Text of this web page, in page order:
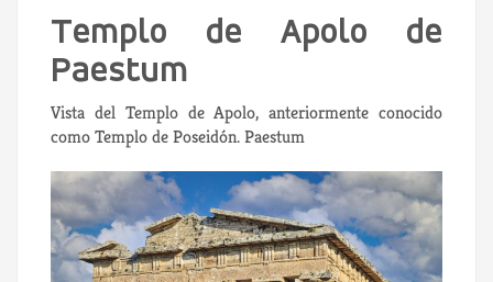
Templo de Apolo de
Paestum
Vista del Templo de Apolo, anteriormente conocido
como Templo de Poseidón. Paestum